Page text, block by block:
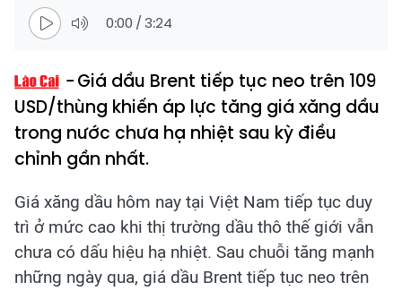
0:00 /3:24
Giá dầu Brent tiếp tục neo trên 109
USD/thùng khiến áp lực tăng giá xăng dầu
trong nước chưa hạ nhiệt sau kỳ điều
chỉnh gần nhất.
Giá xăng dầu hôm nay tại Việt Nam tiếp tục duy
trì ở mức cao khi thị trường dầu thô thế giới vẫn
chưa có dấu hiệu hạ nhiệt. Sau chuỗi tăng mạnh
những ngày qua, giá dầu Brent tiếp tục neo trên